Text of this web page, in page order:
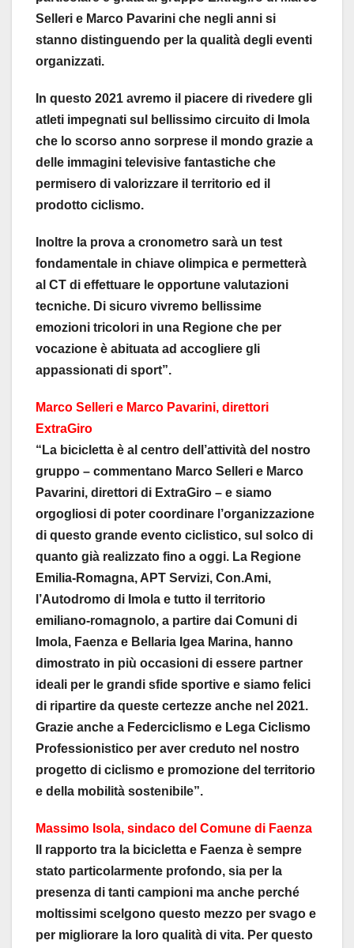
Selleri e Marco Pavarini che negli anni si
stanno distinguendo per la qualità degli eventi
organizzati.
In questo 2021 avremo il piacere di rivedere gli
atleti impegnati sul bellissimo circuito di Imola
che lo scorso anno sorprese il mondo grazie a
delle immagini televisive fantastiche che
permisero di valorizzare il territorio ed il
prodotto ciclismo.
Inoltre la prova a cronometro sarà un test
fondamentale in chiave olimpica e permetterà
al CT di effettuare le opportune valutazioni
tecniche. Di sicuro vivremo bellissime
emozioni tricolori in una Regione che per
vocazione è abituata ad accogliere gli
appassionati di sport”.
Marco Selleri e Marco Pavarini, direttori
ExtraGiro
“La bicicletta è al centro dell’attività del nostro
gruppo – commentano Marco Selleri e Marco
Pavarini, direttori di ExtraGiro – e siamo
orgogliosi di poter coordinare l’organizzazione
di questo grande evento ciclistico, sul solco di
quanto già realizzato fino a oggi. La Regione
Emilia-Romagna, APT Servizi, Con.Ami,
l’Autodromo di Imola e tutto il territorio
emiliano-romagnolo, a partire dai Comuni di
Imola, Faenza e Bellaria Igea Marina, hanno
dimostrato in più occasioni di essere partner
ideali per le grandi sfide sportive e siamo felici
di ripartire da queste certezze anche nel 2021.
Grazie anche a Federciclismo e Lega Ciclismo
Professionistico per aver creduto nel nostro
progetto di ciclismo e promozione del territorio
e della mobilità sostenibile”.
Massimo Isola, sindaco del Comune di Faenza
Il rapporto tra la bicicletta e Faenza è sempre
stato particolarmente profondo, sia per la
presenza di tanti campioni ma anche perché
moltissimi scelgono questo mezzo per svago e
per migliorare la loro qualità di vita. Per questo